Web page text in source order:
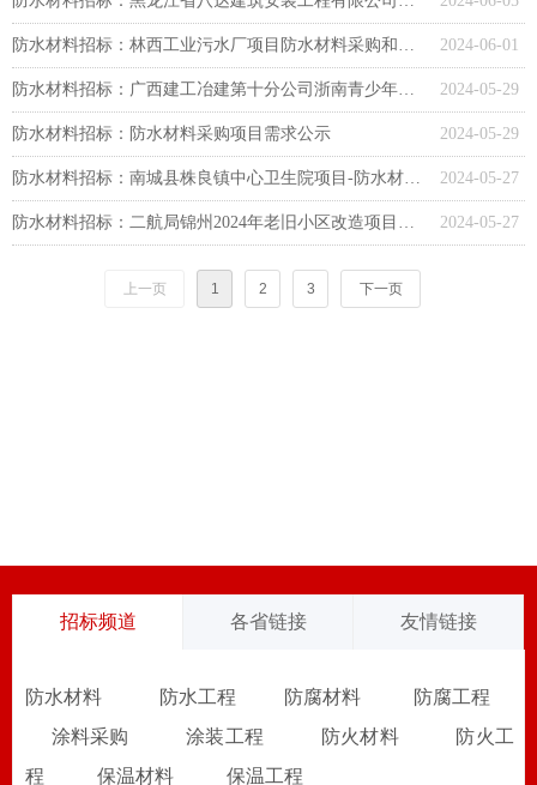
2024-06-01
防水材料招标：林西工业污水厂项目防水材料采购和呼和浩特近郊供暖工程项目自来水PE管、管件及铸铁阀门采购2个标段采购公告
2024-05-29
防水材料招标：广西建工冶建第十分公司浙南青少年研学实践营地建设项目（一期工程）防水材料采购任务
2024-05-29
防水材料招标：防水材料采购项目需求公示
2024-05-27
防水材料招标：南城县株良镇中心卫生院项目-防水材料、钢筋网片竞价采购（第二次）公告
2024-05-27
防水材料招标：二航局锦州2024年老旧小区改造项目防水材料采购公告
上一页 1 2 3 下一页
招标频道 各省链接 友情链接
防水材料 防水工程 防腐材料
防腐工程
涂料采购
涂装工程 防火材料
防火工
程
保温材料 保温工程